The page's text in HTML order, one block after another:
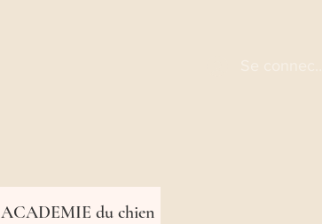
ACADEMIE du chien